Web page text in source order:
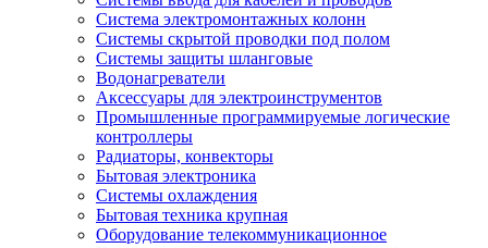
Система электромонтажных колонн
Системы скрытой проводки под полом
Системы защиты шланговые
Водонагреватели
Аксессуары для электроинструментов
Промышленные программируемые логические
контроллеры
Радиаторы, конвекторы
Бытовая электроника
Системы охлаждения
Бытовая техника крупная
Оборудование телекоммуникационное